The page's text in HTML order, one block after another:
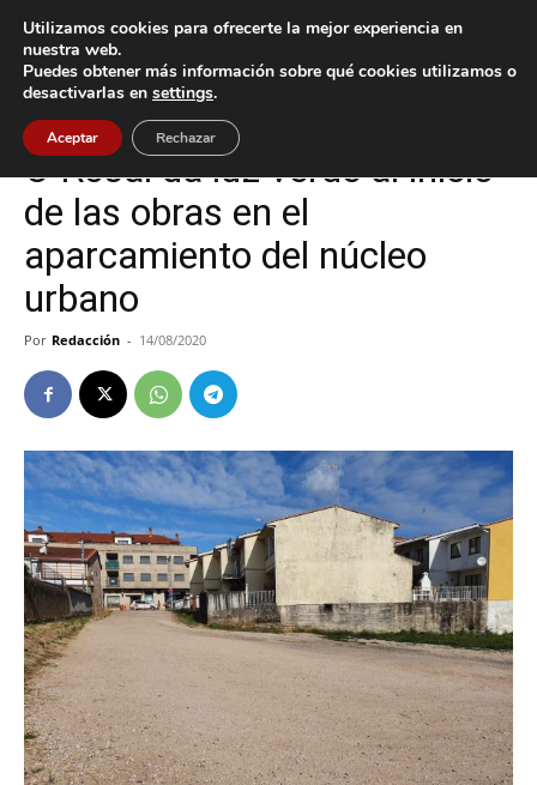
Inicio O Rosal
O Rosal Política
O Rosal da luz verde al inicio
de las obras en el
aparcamiento del núcleo
urbano
Por Redacción - 14/08/2020
Utilizamos cookies para ofrecerte la mejor experiencia en
nuestra web.
Puedes obtener más información sobre qué cookies utilizamos o
desactivarlas en settings.
Aceptar Rechazar